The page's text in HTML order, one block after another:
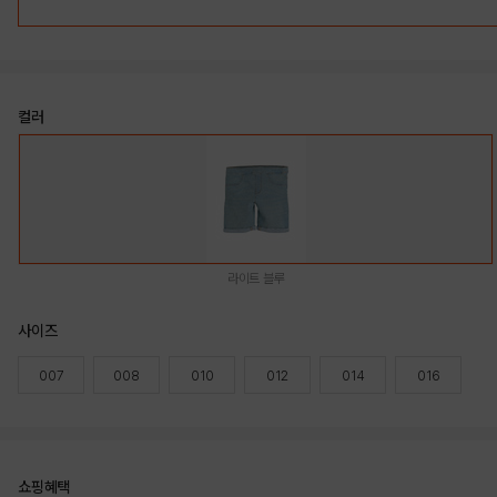
컬러
라이트 블루
사이즈
007 008 010 012 014 016
쇼핑혜택